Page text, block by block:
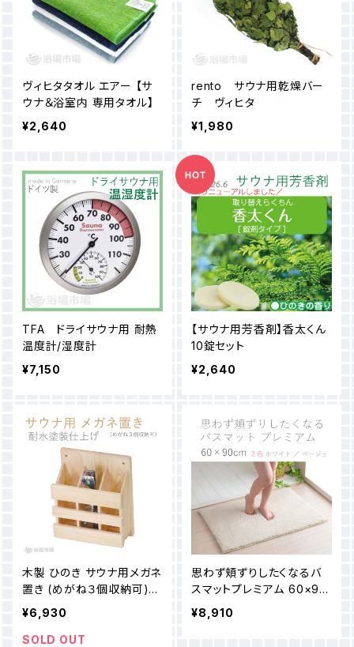
温度計
ヴィヒタタオル エアー 【サ
ウナ＆浴室内 専用タオル】
¥2,640
rento サウナ用乾燥バー
チ ヴィヒタ
¥1,980
TFA ドライサウナ用 耐熱
温度計/湿度計
¥7,150
【サウナ用芳香剤】香太くん
10錠セット
¥2,640
木製 ひのき サウナ用メガネ
置き (めがね３個収納可)
耐水塗装仕上げ
¥6,930
SOLD OUT
思わず頬ずりしたくなるバ
スマットプレミアム 60×90
cm （２色）
¥8,910